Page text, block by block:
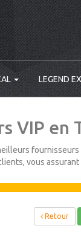
LEGEND
VIP en
vous
Retour